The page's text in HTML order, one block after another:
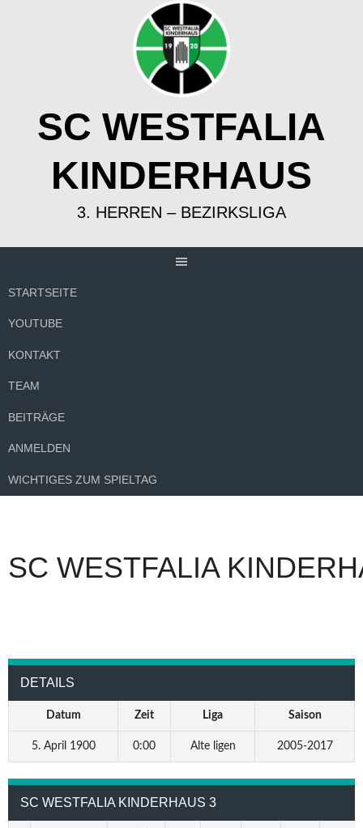
SC WESTFALIA
KINDERHAUS
3. HERREN – BEZIRKSLIGA
STARTSEITE
YOUTUBE
KONTAKT
TEAM
BEITRÄGE
ANMELDEN
WICHTIGES ZUM SPIELTAG
SC WESTFALIA
DETAILS
Datum Zeit Liga Saison
5. April 1900 0:00 Alte ligen 2005-2017
SC WESTFALIA KINDERHAUS 3